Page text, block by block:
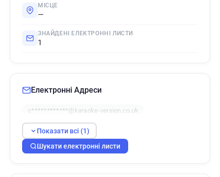
МІСЦЕ
—
ЗНАЙДЕНІ ЕЛЕКТРОННІ ЛИСТИ
1
Електронні Адреси
c************@karaoke-version.co.uk
Показати всі (1)
Шукати електронні листи